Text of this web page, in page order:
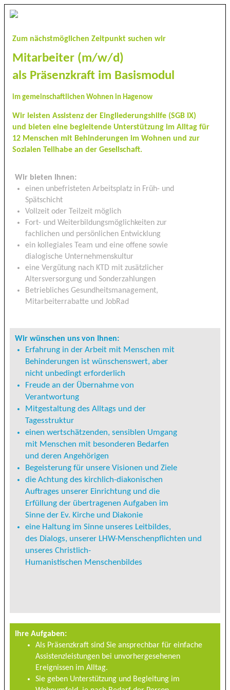
Zum nächstmöglichen Zeitpunkt suchen wir
Mitarbeiter (m/w/d)
als Präsenzkraft im Basismodul
im gemeinschaftlichen Wohnen in Hagenow
Wir leisten Assistenz der Eingliederungshilfe (SGB IX)
und bieten eine begleitende Unterstützung im Alltag für
12 Menschen mit Behinderungen im Wohnen und zur
Sozialen Teilhabe an der Gesellschaft.
Wir bieten Ihnen:
einen unbefristeten Arbeitsplatz in Früh- und
Spätschicht
Vollzeit oder Teilzeit möglich
Fort- und Weiterbildungsmöglichkeiten zur
fachlichen und persönlichen Entwicklung
ein kollegiales Team und eine offene sowie
dialogische Unternehmenskultur
eine Vergütung nach KTD mit zusätzlicher
Altersversorgung und Sonderzahlungen
Betriebliches Gesundheitsmanagement,
Mitarbeiterrabatte und JobRad
Wir wünschen uns von Ihnen:
Erfahrung in der Arbeit mit Menschen mit
Behinderungen ist wünschenswert, aber
nicht unbedingt erforderlich
Freude an der Übernahme von
Verantwortung
Mitgestaltung des Alltags und der
Tagesstruktur
einen wertschätzenden, sensiblen Umgang
mit Menschen mit besonderen Bedarfen
und deren Angehörigen
Begeisterung für unsere Visionen und Ziele
die Achtung des kirchlich-diakonischen
Auftrages unserer Einrichtung und die
Erfüllung der übertragenen Aufgaben im
Sinne der Ev. Kirche und Diakonie
eine Haltung im Sinne unseres Leitbildes,
des Dialogs, unserer LHW-Menschenpflichten und
unseres Christlich-
Humanistischen Menschenbildes
Ihre Aufgaben:
Als Präsenzkraft sind Sie ansprechbar für einfache
Assistenzleistungen bei unvorhergesehenen
Ereignissen im Alltag.
Sie geben Unterstützung und Begleitung im